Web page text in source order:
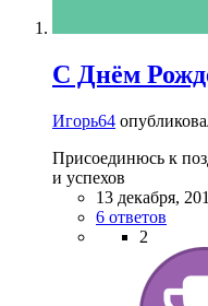
С Днём
Игорь64
Присоединюсь к
и успехов
13 декабря,
6 ответов
2